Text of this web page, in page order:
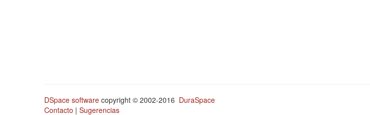
DSpace software copyright © 2002-2016 DuraSpace
Contacto | Sugerencias